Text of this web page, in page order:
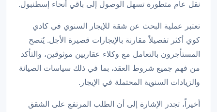
نقل عام متطورة تسهل الوصول إلى باقي أنحاء إسطنبول.
تعتبر عملية البحث عن شقة للإيجار السنوي في كادي
كوي أكثر تفصيلاً مقارنة بالإيجارات قصيرة الأجل. يُنصح
المستأجرون بالتعامل مع وكلاء عقاريين موثوقين، والتأكد
من فهم جميع شروط العقد، بما في ذلك سياسات الصيانة
والزيادات السنوية المحتملة في الإيجار.
أخيراً، تجدر الإشارة إلى أن الطلب المرتفع على الشقق